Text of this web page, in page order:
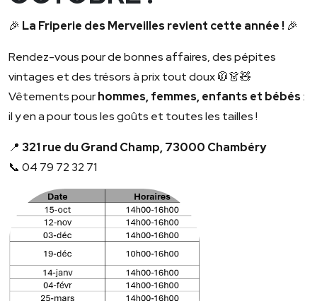
🎉 La Friperie des Merveilles revient cette année ! 🎉
Rendez-vous pour de bonnes affaires, des pépites
vintages et des trésors à prix tout doux 🧥👗🧸
Vêtements pourhommes, femmes, enfants et bébés:
il y en a pour tous les goûts et toutes les tailles !
📍 321 rue du Grand Champ, 73000 Chambéry
📞 04 79 72 32 71